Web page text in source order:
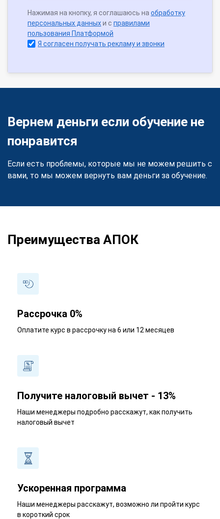
Нажимая на кнопку, я соглашаюсь на обработку
персональных данныхи с правилами
пользования Платформой
Я согласен получать рекламу и звонки
Вернем деньги если обучение не
понравится
Если есть проблемы, которые мы не можем решить с
вами, то мы можем вернуть вам деньги за обучение.
Преимущества АПОК
Рассрочка 0%
Оплатите курс в рассрочку на 6 или 12 месяцев
Получите налоговый вычет - 13%
Наши менеджеры подробно расскажут, как получить
налоговый вычет
Ускоренная программа
Наши менеджеры расскажут, возможно ли пройти курс
в короткий срок